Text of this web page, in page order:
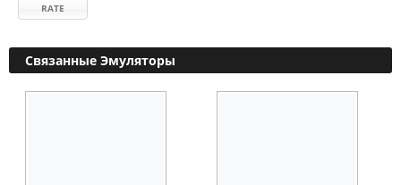
RATE
Связанные Эмуляторы